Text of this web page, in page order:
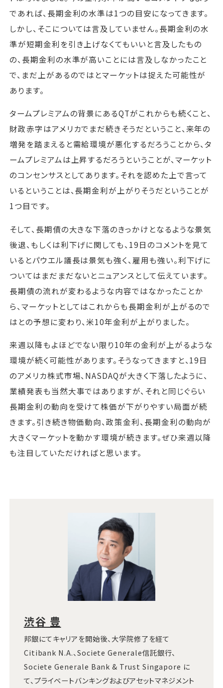
であれば、長期金利の水準は1つの目安になってきます。
しかし、そこについては言及していません。長期金利の水
準が短期金利を引き上げなくてもいいと言及したもの
の、長期金利の水準が高いことには言及しなかったこと
で、まだ上があるのではとマーケットは捉えた可能性が
あります。
タームプレミアムの背景にあるQTがこれからも続くこと、
財政赤字はアメリカでまだ続きそうだということ、来年の
増発を踏まえると需給環境が悪化するだろうことから、タ
ームプレミアムは上昇するだろうということが、マーケット
のコンセンサスとしてあります。それを認めた上で言って
いるということは、長期金利が上がりそうだということが
1つ目です。
そして、長期債の大きな下落のきっかけとなるような景気
後退、もしくは利下げに関しても、19日のコメントを見て
いるとパウエル議長は景気も強く、雇用も強い。利下げに
ついてはまだまだないとニュアンスとして伝えています。
長期債の流れが変わるような内容ではなかったことか
ら、マーケットとしてはこれからも長期金利が上がるので
はとの予想に変わり、米10年金利が上がりました。
来週以降もよほどでない限り10年の金利が上がるような
環境が続く可能性があります。そうなってきますと、19日
のアメリカ株式市場、NASDAQが大きく下落したように、
業績発表も当然大事ではありますが、それと同じぐらい
長期金利の動向を受けて株価が下がりやすい局面が続
きます。引き続き物価動向、政策金利、長期金利の動向が
大きくマーケットを動かす環境が続きます。ぜひ来週以降
も注目していただければと思います。
渋谷 豊
邦銀にてキャリアを開始後、大学院修了を経て
Citibank N.A.、Societe Generale信託銀行、
Societe Generale Bank & Trust Singapore に
て、プライベートバンキングおよびアセットマネジメント